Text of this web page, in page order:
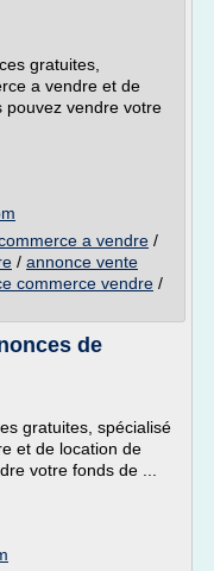
gratuites,
a vendre et de
pouvez vendre votre
a vendre /
/ annonce vente
commerce vendre /
de
gratuites, spécialisé
et de location de
votre fonds de ...